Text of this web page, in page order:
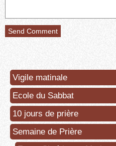
Vigile matinale
Ecole du Sabbat
10 jours de prière
Semaine de Prière